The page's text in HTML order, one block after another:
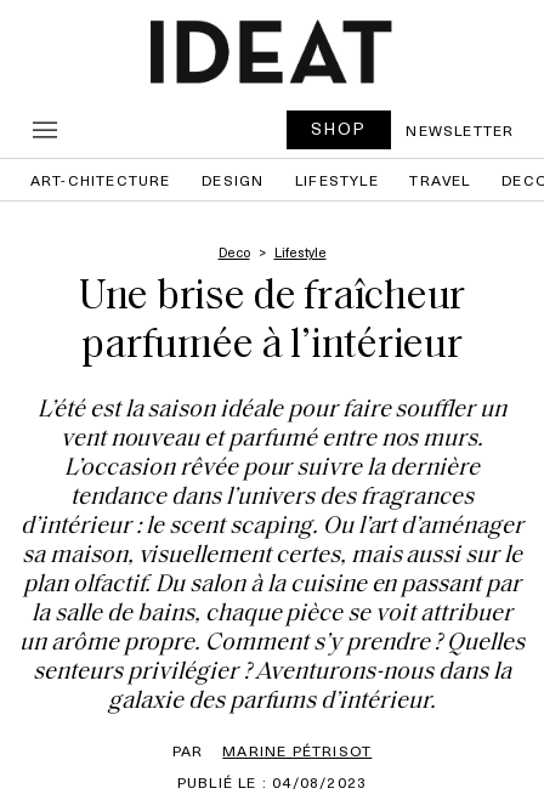
SHOP NEWSLETTER
ART-CHITECTURE DESIGN LIFESTYLE TRAVEL
Deco Lifestyle
Une brise de fraîcheur
parfumée à l’intérieur
L’été est la saison idéale pour faire souffler un
vent nouveau et parfumé entre nos murs.
L’occasion rêvée pour suivre la dernière
tendance dans l’univers des fragrances
d’intérieur : le scent scaping. Ou l’art d’aménager
sa maison, visuellement certes, mais aussi sur le
plan olfactif. Du salon à la cuisine en passant par
la salle de bains, chaque pièce se voit attribuer
un arôme propre. Comment s’y prendre ? Quelles
senteurs privilégier ? Aventurons-nous dans la
galaxie des parfums d’intérieur.
PAR
MARINE PÉTRISOT
PUBLIÉ LE : 04/08/2023